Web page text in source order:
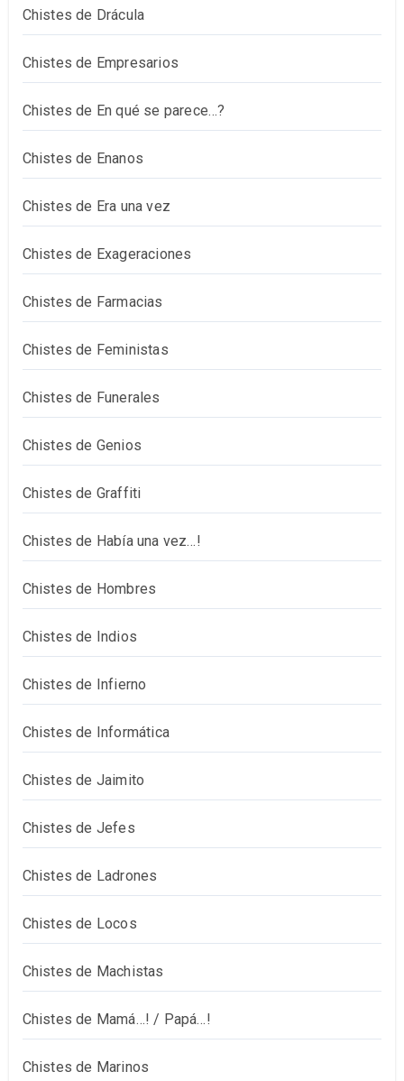
Chistes de Drácula
Chistes de Empresarios
Chistes de En qué se parece…?
Chistes de Enanos
Chistes de Era una vez
Chistes de Exageraciones
Chistes de Farmacias
Chistes de Feministas
Chistes de Funerales
Chistes de Genios
Chistes de Graffiti
Chistes de Había una vez…!
Chistes de Hombres
Chistes de Indios
Chistes de Infierno
Chistes de Informática
Chistes de Jaimito
Chistes de Jefes
Chistes de Ladrones
Chistes de Locos
Chistes de Machistas
Chistes de Mamá…! / Papá…!
Chistes de Marinos